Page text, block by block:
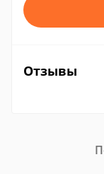
Отзывы